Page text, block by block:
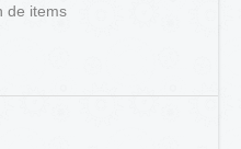
de items